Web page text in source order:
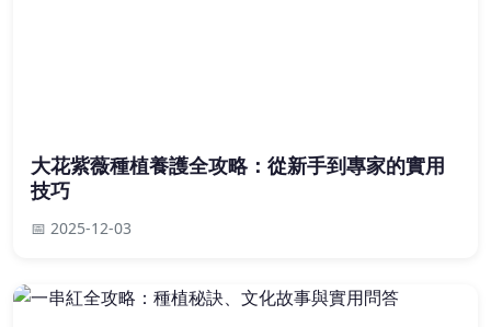
大花紫薇種植養護全攻略：從新手到專家的實用
技巧
📅 2025-12-03